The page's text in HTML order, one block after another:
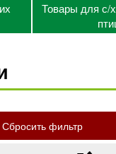
Товары для с/
Сбросить фильтр